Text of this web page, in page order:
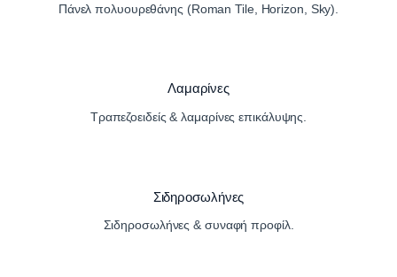
Πάνελ πολυουρεθάνης (Roman Tile, Horizon, Sky).
Λαμαρίνες
Τραπεζοειδείς & λαμαρίνες επικάλυψης.
Σιδηροσωλήνες
Σιδηροσωλήνες & συναφή προφίλ.